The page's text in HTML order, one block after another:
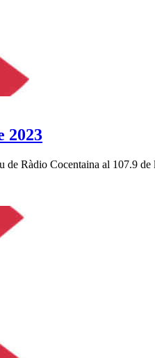
2023
Ràdio Cocentaina al 107.9